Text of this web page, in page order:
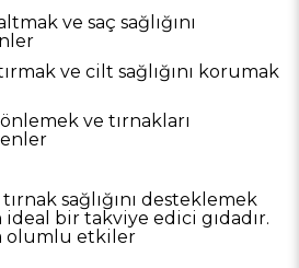
ve saç sağlığını
ve cilt sağlığını korumak
önlemek ve tırnakları
sağlığını desteklemek
bir takviye edici gıdadır.
olumlu etkiler